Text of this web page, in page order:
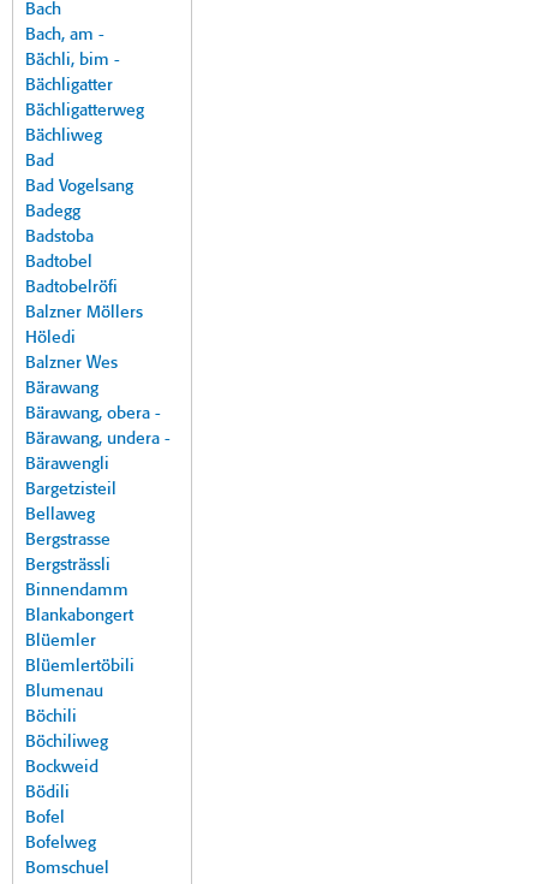
Bach
Bach, am -
Bächli, bim -
Bächligatter
Bächligatterweg
Bächliweg
Bad
Bad Vogelsang
Badegg
Badstoba
Badtobel
Badtobelröfi
Balzner Möllers
Höledi
Balzner Wes
Bärawang
Bärawang, obera -
Bärawang, undera -
Bärawengli
Bargetzisteil
Bellaweg
Bergstrasse
Bergsträssli
Binnendamm
Blankabongert
Blüemler
Blüemlertöbili
Blumenau
Böchili
Böchiliweg
Bockweid
Bödili
Bofel
Bofelweg
Bomschuel